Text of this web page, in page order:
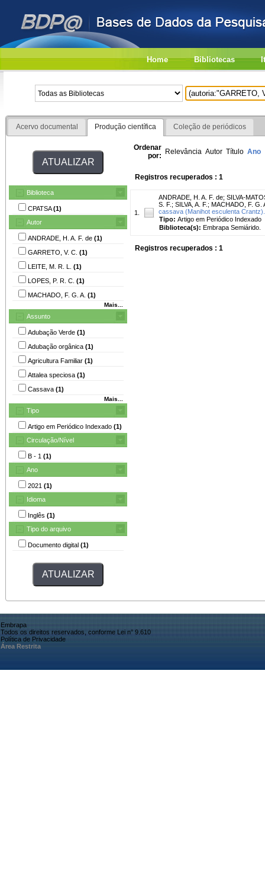
Home Bibliotecas
Acervo documental Produção científica Coleção de periódicos
Biblioteca
CPATSA(1)
Autor
ANDRADE, H. A. F. de (1)
GARRETO, V. C. (1)
LEITE, M. R. L. (1)
LOPES, P. R. C. (1)
MACHADO, F. G. A. (1)
Mais...
Assunto
Adubação Verde (1)
Adubação orgânica (1)
Agricultura Familiar (1)
Attalea speciosa (1)
Cassava (1)
Mais...
Tipo
Artigo em Periódico Indexado (1)
Circulação/Nível
B - 1 (1)
Ano
2021 (1)
Idioma
Inglês (1)
Tipo do arquivo
Documento digital (1)
Ordenar
por: Relevância Autor Título Ano
Registros recuperados : 1
1.
ANDRADE, H. A. F. de; SILVA-
S. F. ; SILVA, A. F. ; MACHADO, F. G.
cassava (Manihot esculenta Crantz).
Tipo: Artigo em Periódico Indexado
Biblioteca(s): Embrapa Semiárido.
Registros recuperados : 1
Embrapa
Todos os direitos reservados, conforme Lei n° 9.610
Política de Privacidade
Área Restrita